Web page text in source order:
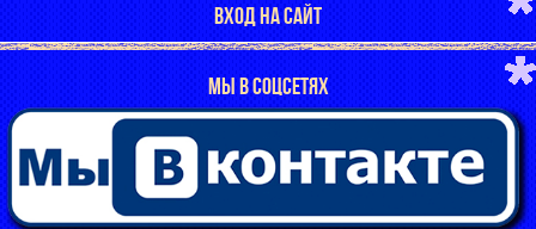
ВХОД НА САЙТ
МЫ В СОЦСЕТЯХ